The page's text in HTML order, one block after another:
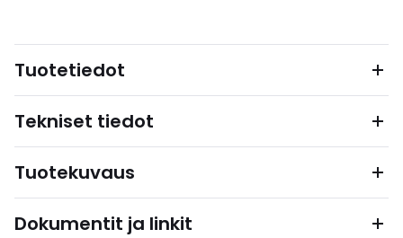
Tuotetiedot
Tekniset tiedot
Tuotekuvaus
Dokumentit ja linkit